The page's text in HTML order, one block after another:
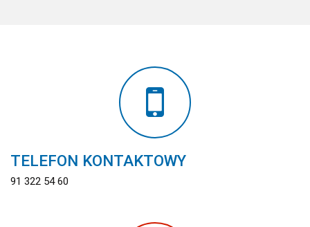
TELEFON KONTAKTOWY
91 322 54 60